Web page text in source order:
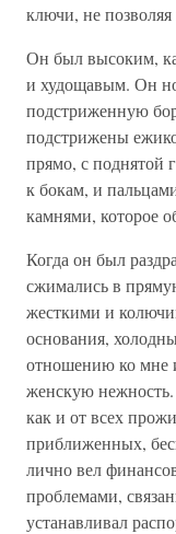
ключи, не
Он был высоким,
и худощавым. Он
подстриженную
подстрижены
прямо, с поднятой
к бокам, и
камнями, которое
Когда он был
сжимались в
жесткими и
основания,
отношению ко мне
женскую нежность.
как и от всех
приближенных,
лично вел
проблемами,
устанавливал